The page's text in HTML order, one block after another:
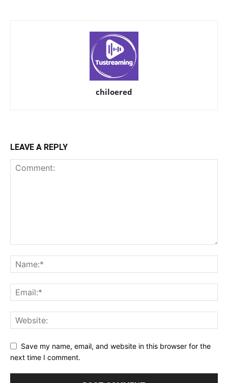
chiloered
LEAVE A REPLY
Save my name, email, and website in this browser for the
next time I comment.